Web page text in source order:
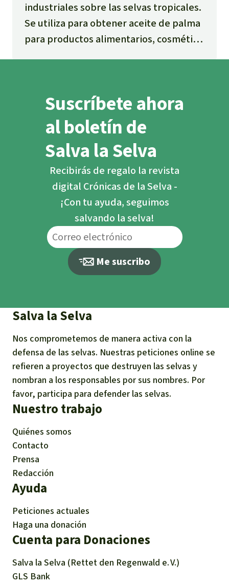
industriales sobre las selvas tropicales.
Se utiliza para obtener aceite de palma
para productos alimentarios, cosmética
Suscríbete ahora
al boletín de
Salva la Selva
Recibirás de regalo la revista
digital Crónicas de la Selva -
¡Con tu ayuda, seguimos
salvando la selva!
Me suscribo
Salva la Selva
Nos comprometemos de manera activa con la
defensa de las selvas. Nuestras peticiones online se
refieren a proyectos que destruyen las selvas y
nombran a los responsables por sus nombres. Por
favor, participa para defender las selvas.
Nuestro trabajo
Quiénes somos
Contacto
Prensa
Redacción
Ayuda
Peticiones actuales
Haga una donación
Cuenta para Donaciones
Salva la Selva (Rettet den Regenwald e. V.)
GLS Bank